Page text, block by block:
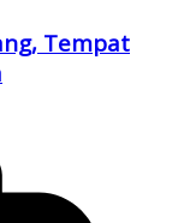
Tempat